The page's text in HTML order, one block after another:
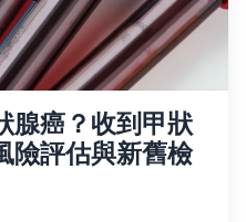
腺癌？收到甲狀
險評估與新舊檢